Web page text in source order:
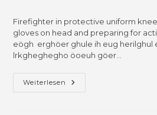
Firefighter in protective uniform
gloves on head and preparing for
eögh erghöer ghule ih eug herilghul
lrkgheghegho öoeuh göer…
Weiterlesen Mitglied